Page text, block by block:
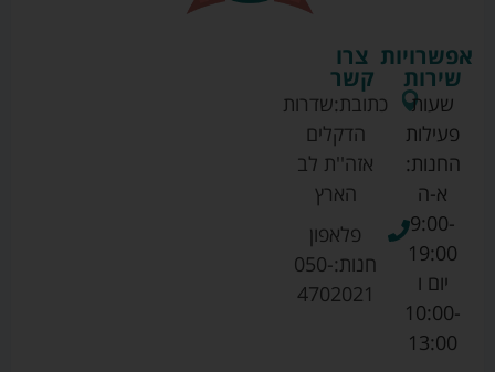
צרו
קשר
כתובת:שדרות
הדקלים
אזה''ת לב
הארץ
פלאפון
חנות:050-
4702021
אפשרויות
שירות
שעות
פעילות
החנות:
א-ה
9:00-
19:00
יום ו
10:00-
13:00